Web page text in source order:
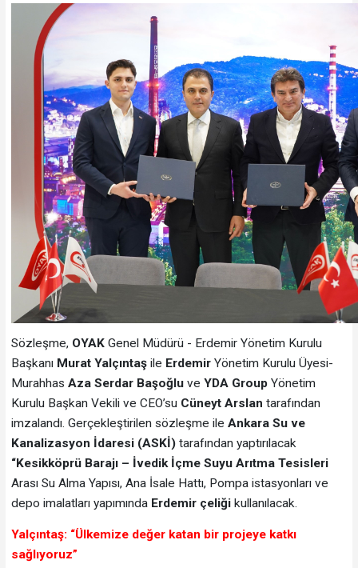
Sözleşme, OYAK Genel Müdürü - Erdemir Yönetim Kurulu
BaşkanıMurat Yalçıntaşile ErdemirYönetim Kurulu Üyesi-
Murahhas Aza Serdar Başoğluve YDA GroupYönetim
Kurulu Başkan Vekili ve CEO’su Cüneyt Arslan tarafından
imzalandı. Gerçekleştirilen sözleşme ile Ankara Su ve
Kanalizasyon İdaresi (ASKİ)tarafından yaptırılacak
“Kesikköprü Barajı – İvedik İçme Suyu Arıtma Tesisleri
Arası Su Alma Yapısı, Ana İsale Hattı, Pompa istasyonları ve
depo imalatları yapımında Erdemir çeliğikullanılacak.
Yalçıntaş: “Ülkemize değer katan bir projeye katkı
sağlıyoruz”